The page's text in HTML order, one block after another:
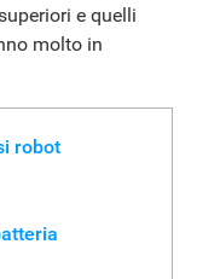
e quelli
molto in
robot